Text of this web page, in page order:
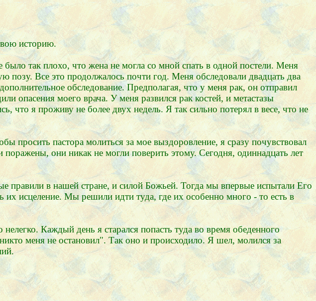
историю.
так плохо, что жена не могла со мной спать в одной постели. Меня
Все это продолжалось почти год. Меня обследовали двадцать два
обследование. Предполагая, что у меня рак, он отправил
опасения моего врача. У меня развился рак костей, и метастазы
что я проживу не более двух недель. Я так сильно потерял в весе, что не
просить пастора молиться за мое выздоровление, я сразу почувствовал
они никак не могли поверить этому. Сегодня, одиннадцать лет
правили в нашей стране, и силой Божьей. Тогда мы впервые испытали Его
исцеление. Мы решили идти туда, где их особенно много - то есть в
Каждый день я старался попасть туда во время обеденного
меня не остановил". Так оно и происходило. Я шел, молился за